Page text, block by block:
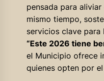
pensada para
mismo tiempo,
servicios clave para
“Este 2026 tiene
el Municipio ofrece
quienes opten por